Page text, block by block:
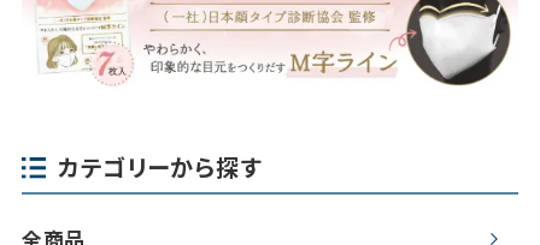
カテゴリーから探す
全商品